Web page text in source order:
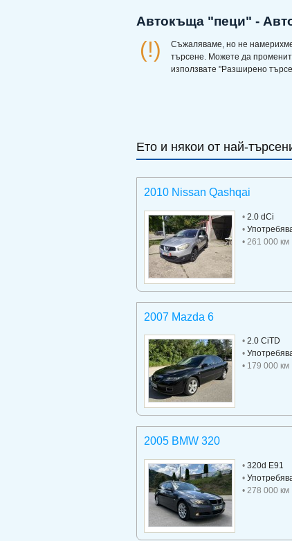
Автокъща "пеци" -
(!)
Съжаляваме, но не
търсене. Можете да
използвате "Разширено
Ето и някои от най-
2010 Nissan Qashqai
• 2.0 dCi
•
• 261 000 км
2007 Mazda 6
• 2.0 CiTD
•
• 179 000 км
2005 BMW 320
• 320d E91
•
• 278 000 км